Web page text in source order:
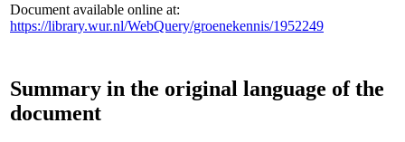
Document available online at:
https://library.wur.nl/WebQuery/groenekennis/1952249
Summary in the original language of the
document